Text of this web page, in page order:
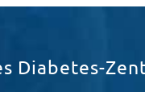
Diabetes-